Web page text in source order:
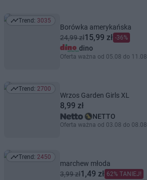
Trend: 3035
Trend: 3035
Borówka amerykańska
24,99 zł15,99 zł -36%
dino
Oferta ważna od 05.08 do 11.08
Trend: 2700
Trend: 2700
Wrzos Garden Girls XL
8,99 zł
NETTO
Oferta ważna od 03.08 do 08.08
Trend: 2450
Trend: 2450
marchew młoda
3,99 zł1,49 zł 62% TANIEJ!